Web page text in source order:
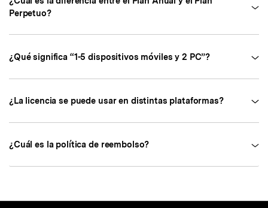
Perpetuo?
¿Qué significa “1-5 dispositivos móviles y 2 PC”?
¿La licencia se puede usar en distintas plataformas?
¿Cuál es la política de reembolso?